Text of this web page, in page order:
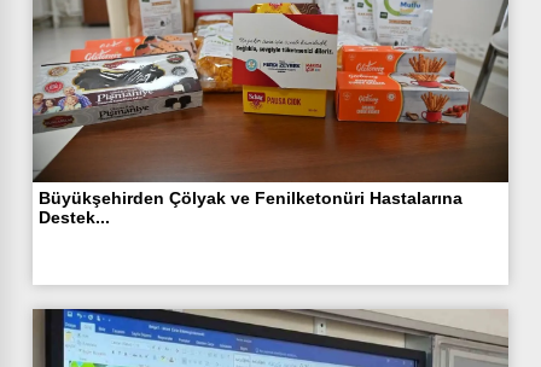
Büyükşehirden Çölyak ve Fenilketonüri Hastalarına
Destek...